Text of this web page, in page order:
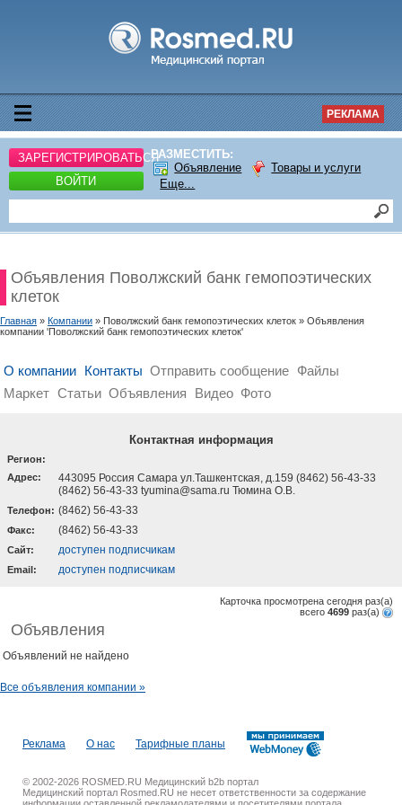
РЕКЛАМА
ЗАРЕГИСТРИРОВАТЬСЯ
ВОЙТИ
РАЗМЕСТИТЬ:
Объявление
Товары и услуги
Еще...
Объявления Поволжский банк гемопоэтических
клеток
Главная » Компании » Поволжский банк гемопоэтических клеток » Объявления
компании 'Поволжский банк гемопоэтических клеток'
О компании Контакты Отправить сообщение Файлы
Маркет Статьи Объявления Видео Фото
Контактная информация
Регион:
Адрес:
443095 Россия Самара ул.Ташкентская, д.159 (8462) 56-43-33
(8462) 56-43-33 tyumina@sama.ru Тюмина О.В.
Телефон: (8462) 56-43-33
Факс: (8462) 56-43-33
Cайт: доступен подписчикам
Email: доступен подписчикам
Карточка просмотрена сегодня раз(a)
всего 4699 раз(a)
Объявления
Объявлений не найдено
Все объявления компании »
Реклама О нас Тарифные планы
© 2002-2026 ROSMED.RU Медицинский b2b портал
Медицинский портал Rosmed.RU не несет ответственности за содержание